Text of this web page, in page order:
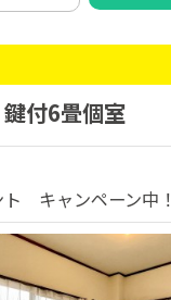
付6畳個室
キャンペーン中！